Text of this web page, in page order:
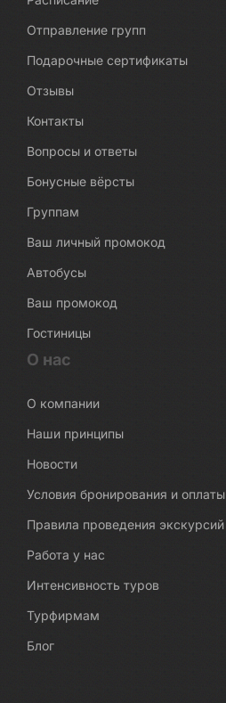
Отправление групп
Подарочные сертификаты
Отзывы
Контакты
Вопросы и ответы
Бонусные вёрсты
Группам
Ваш личный промокод
Автобусы
Ваш промокод
Гостиницы
О нас
О компании
Наши принципы
Новости
Условия бронирования и оплаты
Правила проведения экскурсий
Работа у нас
Интенсивность туров
Турфирмам
Блог